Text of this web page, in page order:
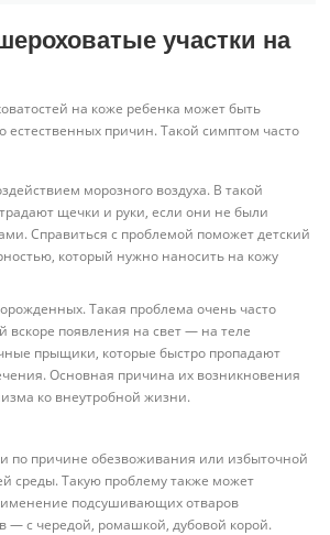
участки на
на коже ребенка может быть
естественных причин. Такой симптом часто
морозного воздуха. В такой
щечки и руки, если они не были
Справиться с проблемой поможет детский
который нужно наносить на кожу
Такая проблема очень часто
вскоре появления на свет — на теле
прыщики, которые быстро пропадают
Основная причина их возникновения
ко внеутробной жизни.
по причине обезвоживания или избыточной
среды. Такую проблему также может
подсушивающих отваров
— с чередой, ромашкой, дубовой корой.